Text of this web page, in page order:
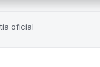
oficial